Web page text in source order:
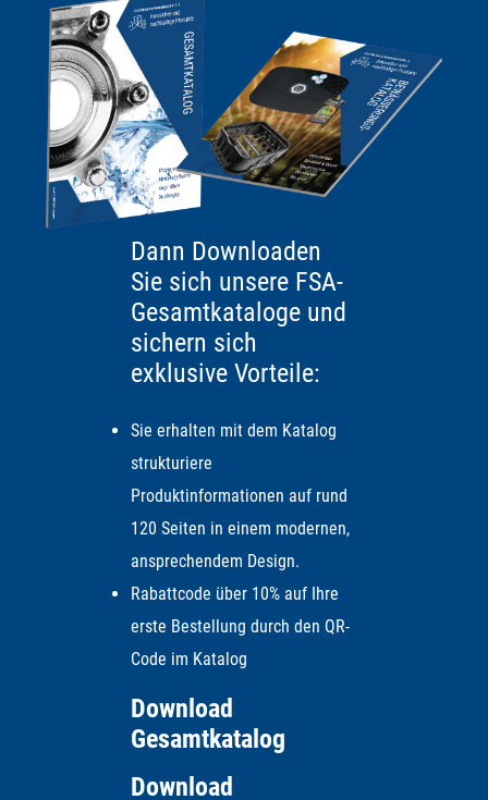
Dann Downloaden
Sie sich unsere FSA-
Gesamtkataloge und
sichern sich
exklusive Vorteile:
Sie erhalten mit dem Katalog
strukturiere
Produktinformationen auf rund
120 Seiten in einem modernen,
ansprechendem Design.
Rabattcode über 10% auf Ihre
erste Bestellung durch den QR-
Code im Katalog
Download
Gesamtkatalog
Download